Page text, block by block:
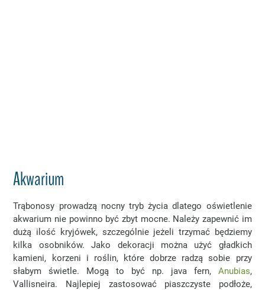
Akwarium
Trąbonosy prowadzą nocny tryb życia dlatego oświetlenie
akwarium nie powinno być zbyt mocne. Należy zapewnić im
dużą ilość kryjówek, szczególnie jeżeli trzymać będziemy
kilka osobników. Jako dekoracji można użyć gładkich
kamieni, korzeni i roślin, które dobrze radzą sobie przy
słabym świetle. Mogą to być np. java fern, Anubias,
Vallisneira. Najlepiej zastosować piaszczyste podłoże,